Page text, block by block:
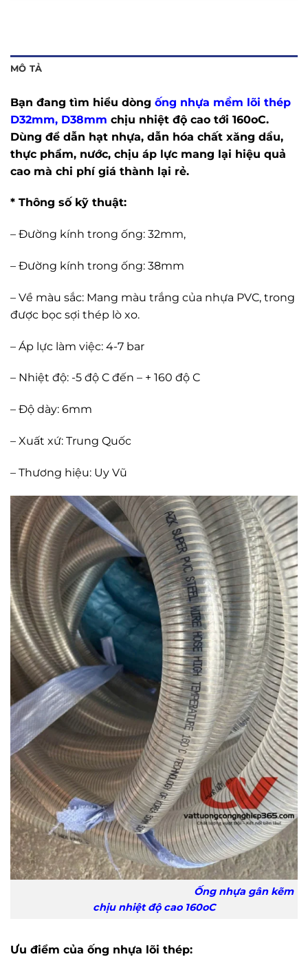
MÔ TẢ
Bạn đang tìm hiểu dòng ống nhựa mềm lõi thép
D32mm, D38mm chịu nhiệt độ cao tới 160oC.
Dùng để dẫn hạt nhựa, dẫn hóa chất xăng dầu,
thực phẩm, nước, chịu áp lực mang lại hiệu quả
cao mà chi phí giá thành lại rẻ.
* Thông số kỹ thuật:
– Đường kính trong ống: 32mm,
– Đường kính trong ống: 38mm
– Về màu sắc: Mang màu trắng của nhựa PVC, trong
được bọc sợi thép lò xo.
– Áp lực làm việc: 4-7 bar
– Nhiệt độ: -5 độ C đến – + 160 độ C
– Độ dày: 6mm
– Xuất xứ: Trung Quốc
– Thương hiệu: Uy Vũ
Ống nhựa gân kẽm
chịu nhiệt độ cao 160oC
Ưu điểm của ống nhựa lõi thép: